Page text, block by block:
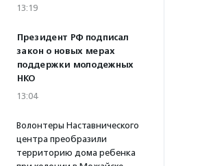
13:19
Президент РФ подписал
закон о новых мерах
поддержки молодежных
НКО
13:04
Волонтеры Наставнического
центра преобразили
территорию дома ребенка